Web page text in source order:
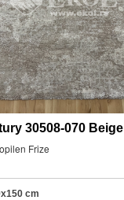
30508-070 Beige
Frize
cm